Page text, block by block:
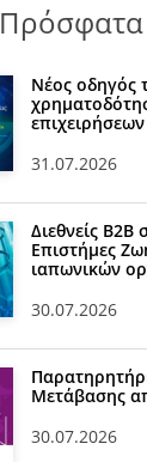
Νέος οδηγός
31.07.2026
Διεθνείς Β2Β
Επιστήμες
ιαπωνικών
30.07.2026
Μετάβασης
30.07.2026